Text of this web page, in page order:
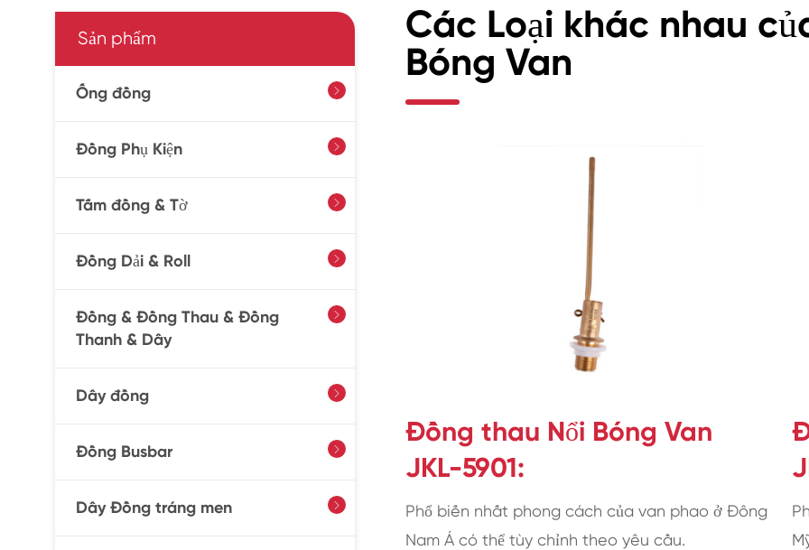
Sản phẩm
Ống đồng 
Đồng Phụ Kiện 
Tấm đồng & Tờ 
Đồng Dải & Roll 
Đồng & Đồng Thau & Đồng
Thanh & Dây

Dây đồng 
Đồng Busbar 
Dây Đồng tráng men 
Các Loại khác nhau
Bóng Van
Đồng thau Nổi Bóng Van
JKL-5901:
Phổ biến nhất phong cách của van phao ở Đông
Nam Á có thể tùy chỉnh theo yêu cầu.